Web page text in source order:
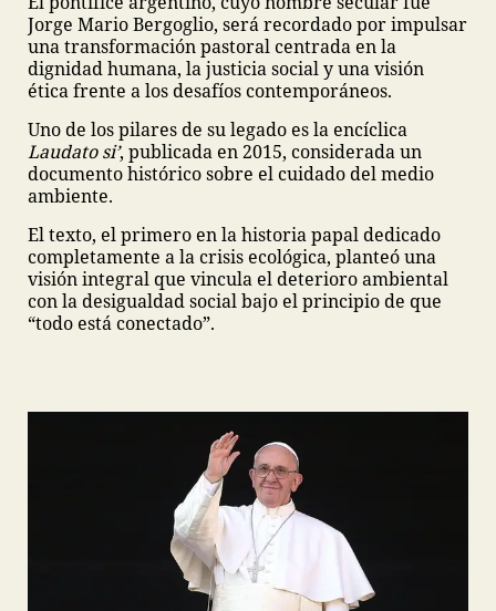
Jorge Mario Bergoglio, será recordado por impulsar
una transformación pastoral centrada en la
dignidad humana, la justicia social y una visión
ética frente a los desafíos contemporáneos.
Uno de los pilares de su legado es la encíclica
Laudato si’, publicada en 2015, considerada un
documento histórico sobre el cuidado del medio
ambiente.
El texto, el primero en la historia papal dedicado
completamente a la crisis ecológica, planteó una
visión integral que vincula el deterioro ambiental
con la desigualdad social bajo el principio de que
“todo está conectado”.